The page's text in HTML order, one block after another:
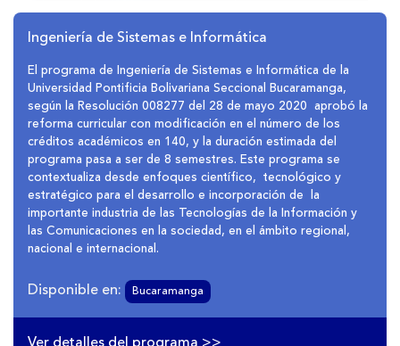
Ingeniería de Sistemas e Informática
El programa de Ingeniería de Sistemas e Informática de la
Universidad Pontificia Bolivariana Seccional Bucaramanga,
según la Resolución 008277 del 28 de mayo 2020 aprobó la
reforma curricular con modificación en el número de los
créditos académicos en 140, y la duración estimada del
programa pasa a ser de 8 semestres. Este programa se
contextualiza desde enfoques científico, tecnológico y
estratégico para el desarrollo e incorporación de la
importante industria de las Tecnologías de la Información y
las Comunicaciones en la sociedad, en el ámbito regional,
nacional e internacional.
Disponible en: Bucaramanga